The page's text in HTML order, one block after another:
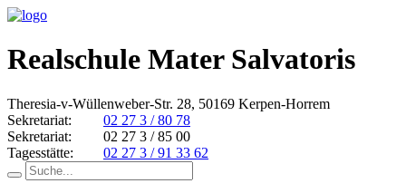
Realschule Mater Salvatoris
Theresia-v-Wüllenweber-Str. 28, 50169 Kerpen-Horrem
Sekretariat:
02 27 3 / 80 78
Sekretariat:
02 27 3 / 85 00
Tagesstätte:
02 27 3 / 91 33 62